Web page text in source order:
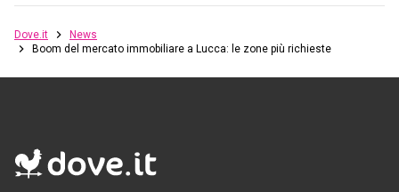
Dove.it
News
Boom del mercato immobiliare a Lucca: le zone più richieste